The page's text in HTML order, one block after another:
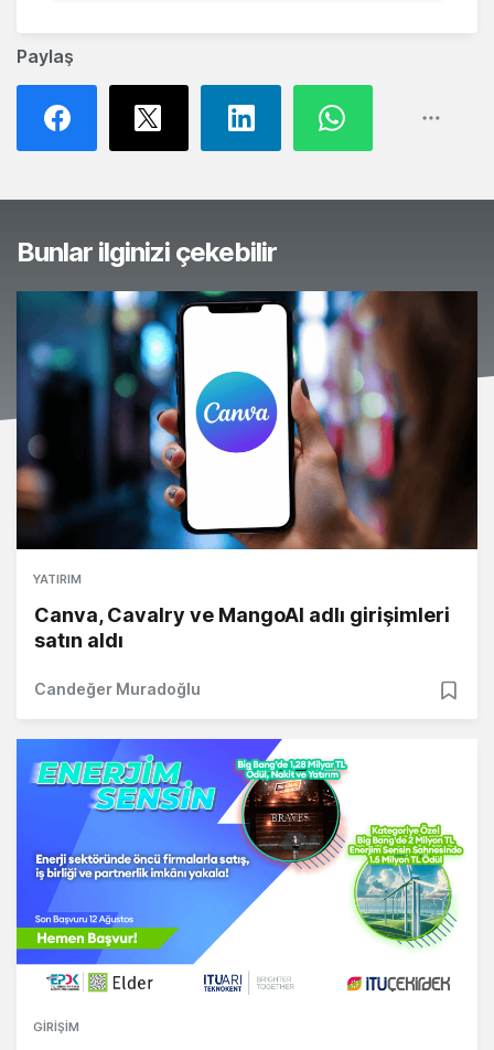
Paylaş
Bunlar ilginizi çekebilir
YATIRIM
Canva, Cavalry ve MangoAI adlı girişimleri
satın aldı
Candeğer Muradoğlu
GIRIŞIM